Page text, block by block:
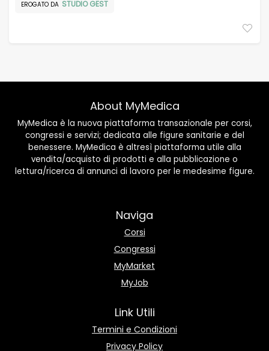
EROGATO DA STUDIO GEST
About MyMedica
MyMedica è la nuova piattaforma transazionale per corsi,
congressi e servizi; dedicata alle figure sanitarie e del
benessere. MyMedica è altresì piattaforma utile alla
vendita/acquisto di prodotti e alla pubblicazione o
lettura/ricerca di annunci di lavoro per le medesime figure.
Naviga
Corsi
Congressi
MyMarket
MyJob
Link Utili
Termini e Condizioni
Privacy Policy